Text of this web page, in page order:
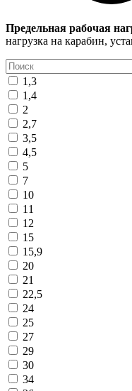
Предельная рабочая
нагрузка на карабин,
1,3
1,4
2
2,7
3,5
4,5
5
7
10
11
12
15
15,9
20
21
22,5
24
25
27
29
30
34